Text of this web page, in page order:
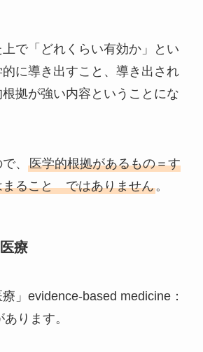
で「どれくらい有効か」とい
に導き出すこと、導き出され
拠が強い内容ということにな
、 医学的根拠があるもの＝す
まること ではありません。
療
療」evidence-based medicine：
ります。